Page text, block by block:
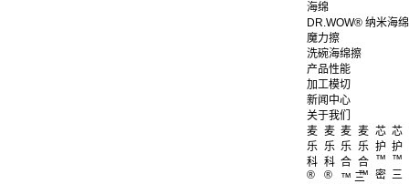
海绵
DR.WOW® 纳米海绵
魔力擦
洗碗海绵擦
产品性能
加工模切
新闻中心
关于我们
麦
乐
科
®
麦
乐
科
®
麦
乐
合
™ 三
麦
乐
合
™
芯
护
™
密
芯
护
™
三